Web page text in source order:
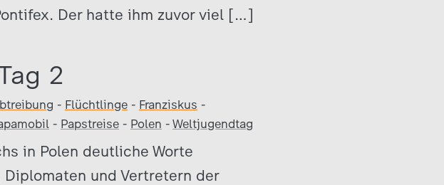
Der hatte ihm zuvor viel […]
2
- Flüchtlinge - Franziskus -
- Papstreise - Polen - Weltjugendtag
in Polen deutliche Worte
und Vertretern der